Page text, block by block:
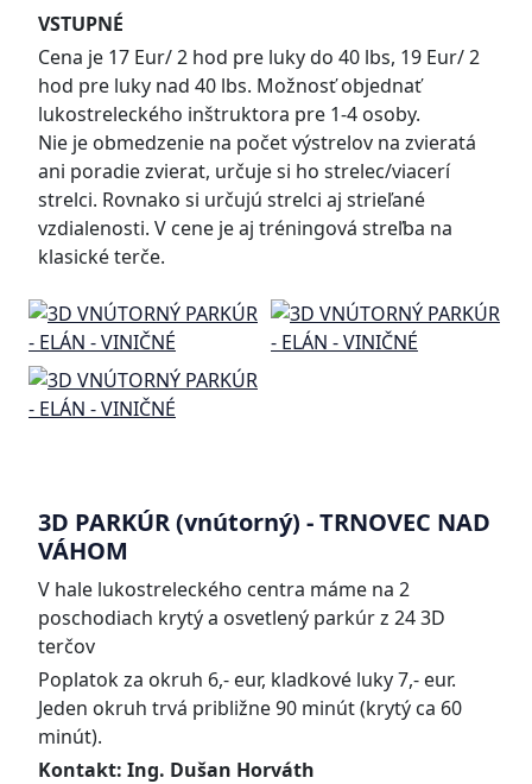
VSTUPNÉ
Cena je 17 Eur/ 2 hod pre luky do 40 lbs, 19 Eur/ 2
hod pre luky nad 40 lbs. Možnosť objednať
lukostreleckého inštruktora pre 1-4 osoby.
Nie je obmedzenie na počet výstrelov na zvieratá
ani poradie zvierat, určuje si ho strelec/viacerí
strelci. Rovnako si určujú strelci aj strieľané
vzdialenosti. V cene je aj tréningová streľba na
klasické terče.
3D PARKÚR (vnútorný) - TRNOVEC NAD
VÁHOM
V hale lukostreleckého centra máme na 2
poschodiach krytý a osvetlený parkúr z 24 3D
terčov
Poplatok za okruh 6,- eur, kladkové luky 7,- eur.
Jeden okruh trvá približne 90 minút (krytý ca 60
minút).
Kontakt: Ing. Dušan Horváth